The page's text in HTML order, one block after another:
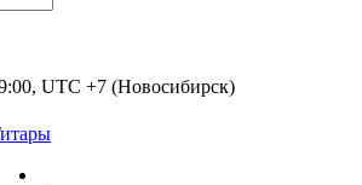
UTC +7 (Новосибирск)